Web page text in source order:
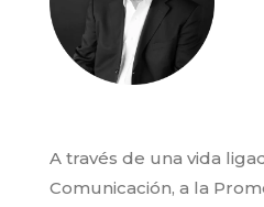
A través de una vida
Comunicación, a la